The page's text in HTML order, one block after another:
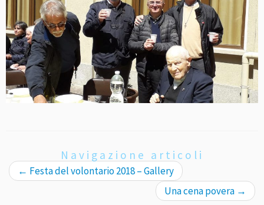
Navigazione articoli
← Festa del volontario 2018 – Gallery
Una cena povera →